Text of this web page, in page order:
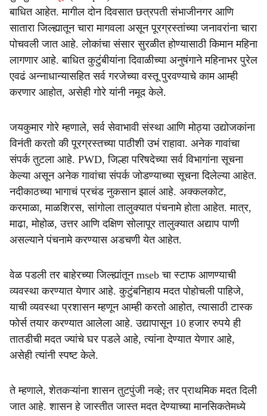
बाधित आहेत. मागील दोन दिवसात छत्रपती संभाजीनगर आणि
सातारा जिल्ह्यातून चारा मागवला असून पूरग्रस्तांच्या जनावरांना चारा
पोचवली जात आहे. लोकांचा संसार सुरळीत होण्यासाठी किमान महिना
लागणार आहे. बाधित कुटुंबीयांना दिवाळीच्या अनुषंगाने महिनाभर पुरेल
एवढं अन्नाधान्यासहित सर्व गरजेच्या वस्तू पुरवण्याचे काम आम्ही
करणार आहोत, असेही गोरे यांनी नमूद केले.
जयकुमार गोरे म्हणाले, सर्व सेवाभावी संस्था आणि मोठ्या उद्योजकांना
विनंती करतो की पूरग्रस्तच्या पाठीशी उभं राहावा. अनेक गावांचा
संपर्क तुटला आहे. PWD, जिल्हा परिषदेच्या सर्व विभागांना सूचना
केल्या असून अनेक गावांचा संपर्क जोडण्याच्या सूचना दिलेल्या आहेत.
नदीकाठच्या भागाचं प्रचंड नुकसान झालं आहे. अक्कलकोट,
करमाळा, माळशिरस, सांगोला तालुक्यात पंचनामे होता आहेत. मात्र,
माढा, मोहोळ, उत्तर आणि दक्षिण सोलापूर तालुक्यात अद्याप पाणी
असल्याने पंचनामे करण्यास अडचणी येत आहेत.
वेळ पडली तर बाहेरच्या जिल्ह्यांतून mseb चा स्टाफ आणण्याची
व्यवस्था करण्यात येणार आहे. कुटुंबनिहाय मदत पोहोचली पाहिजे,
याची व्यवस्था प्रशासन म्हणून आम्ही करतो आहोत, त्यासाठी टास्क
फोर्स तयार करण्यात आलेला आहे. उद्यापासून 10 हजार रुपये ही
तातडीची मदत ज्यांचे घर पडले आहे, त्यांना देण्यात येणार आहे,
असेही त्यांनी स्पष्ट केले.
ते म्हणाले, शेतकऱ्यांना शासन तुटपुंजी नव्हे; तर प्राथमिक मदत दिली
जात आहे. शासन हे जास्तीत जास्त मदत देण्याच्या मानसिकतेमध्ये